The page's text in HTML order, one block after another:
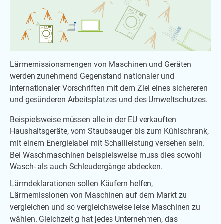
Lärmemissionsmengen von Maschinen und Geräten
werden zunehmend Gegenstand nationaler und
internationaler Vorschriften mit dem Ziel eines sichereren
und gesünderen Arbeitsplatzes und des Umweltschutzes.
Beispielsweise müssen alle in der EU verkauften
Haushaltsgeräte, vom Staubsauger bis zum Kühlschrank,
mit einem Energielabel mit Schallleistung versehen sein.
Bei Waschmaschinen beispielsweise muss dies sowohl
Wasch- als auch Schleudergänge abdecken.
Lärmdeklarationen sollen Käufern helfen,
Lärmemissionen von Maschinen auf dem Markt zu
vergleichen und so vergleichsweise leise Maschinen zu
wählen. Gleichzeitig hat jedes Unternehmen, das